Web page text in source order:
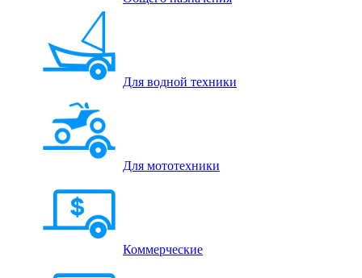
Для водной техники
Для мототехники
Коммерческие